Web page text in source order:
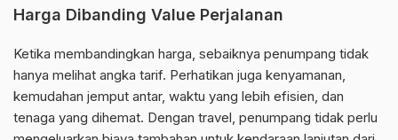
Harga Dibanding Value Perjalanan
Ketika membandingkan harga, sebaiknya penumpang tidak
hanya melihat angka tarif. Perhatikan juga kenyamanan,
kemudahan jemput antar, waktu yang lebih efisien, dan
tenaga yang dihemat. Dengan travel, penumpang tidak perlu